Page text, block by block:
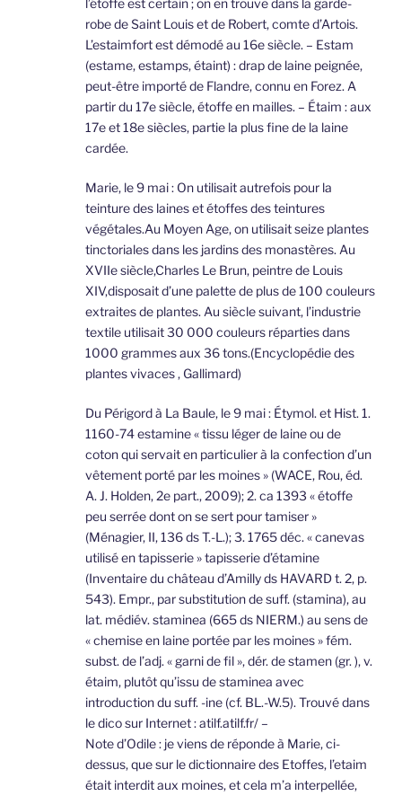
l’étoffe est certain ; on en trouve dans la garde-
robe de Saint Louis et de Robert, comte d’Artois.
L’estaimfort est démodé au 16e siècle. – Estam
(estame, estamps, étaint) : drap de laine peignée,
peut-être importé de Flandre, connu en Forez. A
partir du 17e siècle, étoffe en mailles. – Étaim : aux
17e et 18e siècles, partie la plus fine de la laine
cardée.
Marie, le 9 mai : On utilisait autrefois pour la
teinture des laines et étoffes des teintures
végétales.Au Moyen Age, on utilisait seize plantes
tinctoriales dans les jardins des monastères. Au
XVIIe siècle,Charles Le Brun, peintre de Louis
XIV,disposait d’une palette de plus de 100 couleurs
extraites de plantes. Au siècle suivant, l’industrie
textile utilisait 30 000 couleurs réparties dans
1000 grammes aux 36 tons.(Encyclopédie des
plantes vivaces , Gallimard)
Du Périgord à La Baule, le 9 mai : Étymol. et Hist. 1.
1160-74 estamine « tissu léger de laine ou de
coton qui servait en particulier à la confection d’un
vêtement porté par les moines » (WACE, Rou, éd.
A. J. Holden, 2e part., 2009); 2. ca 1393 « étoffe
peu serrée dont on se sert pour tamiser »
(Ménagier, II, 136 ds T.-L.); 3. 1765 déc. « canevas
utilisé en tapisserie » tapisserie d’étamine
(Inventaire du château d’Amilly ds HAVARD t. 2, p.
543). Empr., par substitution de suff. (stamina), au
lat. médiév. staminea (665 ds NIERM.) au sens de
« chemise en laine portée par les moines » fém.
subst. de l’adj. « garni de fil », dér. de stamen (gr. ), v.
étaim, plutôt qu’issu de staminea avec
introduction du suff. -ine (cf. BL.-W.5). Trouvé dans
le dico sur Internet : atilf.atilf.fr/ –
Note d’Odile : je viens de réponde à Marie, ci-
dessus, que sur le dictionnaire des Etoffes, l’etaim
était interdit aux moines, et cela m’a interpellée,